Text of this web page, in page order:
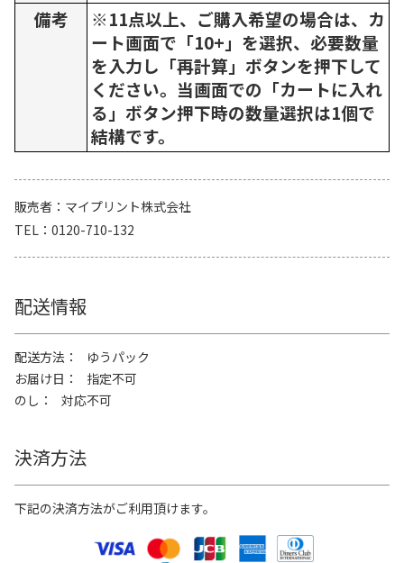
備考
※11点以上、ご購入希望の場合は、カ
ート画面で「10+」を選択、必要数量
を入力し「再計算」ボタンを押下して
ください。当画面での「カートに入れ
る」ボタン押下時の数量選択は1個で
結構です。
販売者
マイプリント株式会社
TEL
0120-710-132
配送情報
配送方法
ゆうパック
お届け日
指定不可
のし
対応不可
決済方法
下記の決済方法がご利用頂けます。